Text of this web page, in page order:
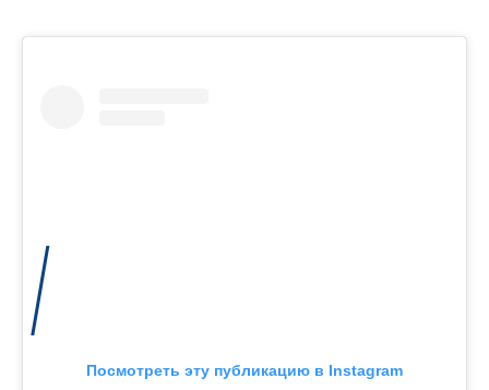
Посмотреть эту публикацию в Instagram